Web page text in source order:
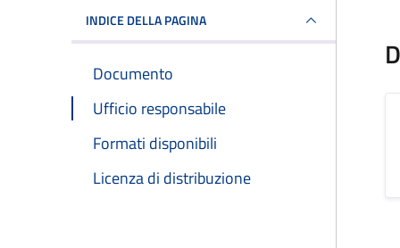
INDICE DELLA PAGINA
Documento
Ufficio responsabile
Formati disponibili
Licenza di distribuzione